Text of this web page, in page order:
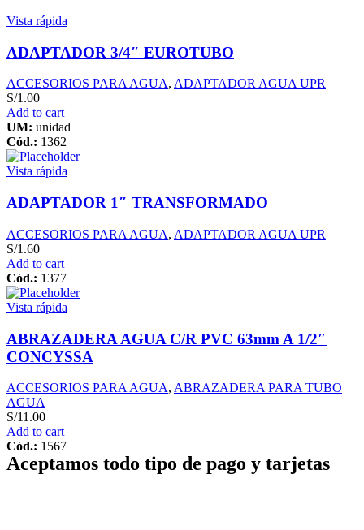
Vista rápida
ADAPTADOR 3/4″ EUROTUBO
ACCESORIOS PARA AGUA, ADAPTADOR AGUA UPR
S/1.00
Add to cart
UM: unidad
Cód.: 1362
Vista rápida
ADAPTADOR 1″ TRANSFORMADO
ACCESORIOS PARA AGUA, ADAPTADOR AGUA UPR
S/1.60
Add to cart
Cód.: 1377
Vista rápida
ABRAZADERA AGUA C/R PVC 63mm A 1/2″
CONCYSSA
ACCESORIOS PARA AGUA, ABRAZADERA PARA TUBO
AGUA
S/11.00
Add to cart
Cód.: 1567
Aceptamos todo tipo de pago y tarjetas